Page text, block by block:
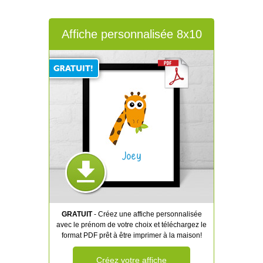
Affiche personnalisée 8x10
Joey
GRATUIT- Créez une affiche personnalisée
avec le prénom de votre choix et téléchargez le
format PDF prêt à être imprimer à la maison!
Créez votre affiche